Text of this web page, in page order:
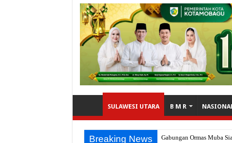
SULAWESI UTARA B M R
Breaking News Gabungan Ormas Muba